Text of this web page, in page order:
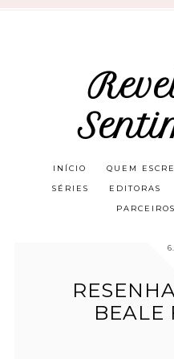
INÍCIO QUEM
SÉRIES EDITORAS
PARCEIROS
BEALE